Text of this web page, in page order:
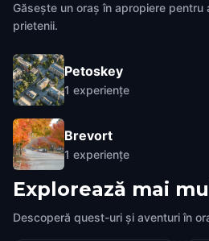
Găsește un oraș în apropiere pentru
prietenii.
Petoskey
1 experiențe
Brevort
1 experiențe
Explorează mai
Descoperă quest-uri și aventuri în